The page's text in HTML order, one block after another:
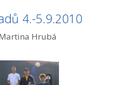
4.-5.9.2010
Hrubá